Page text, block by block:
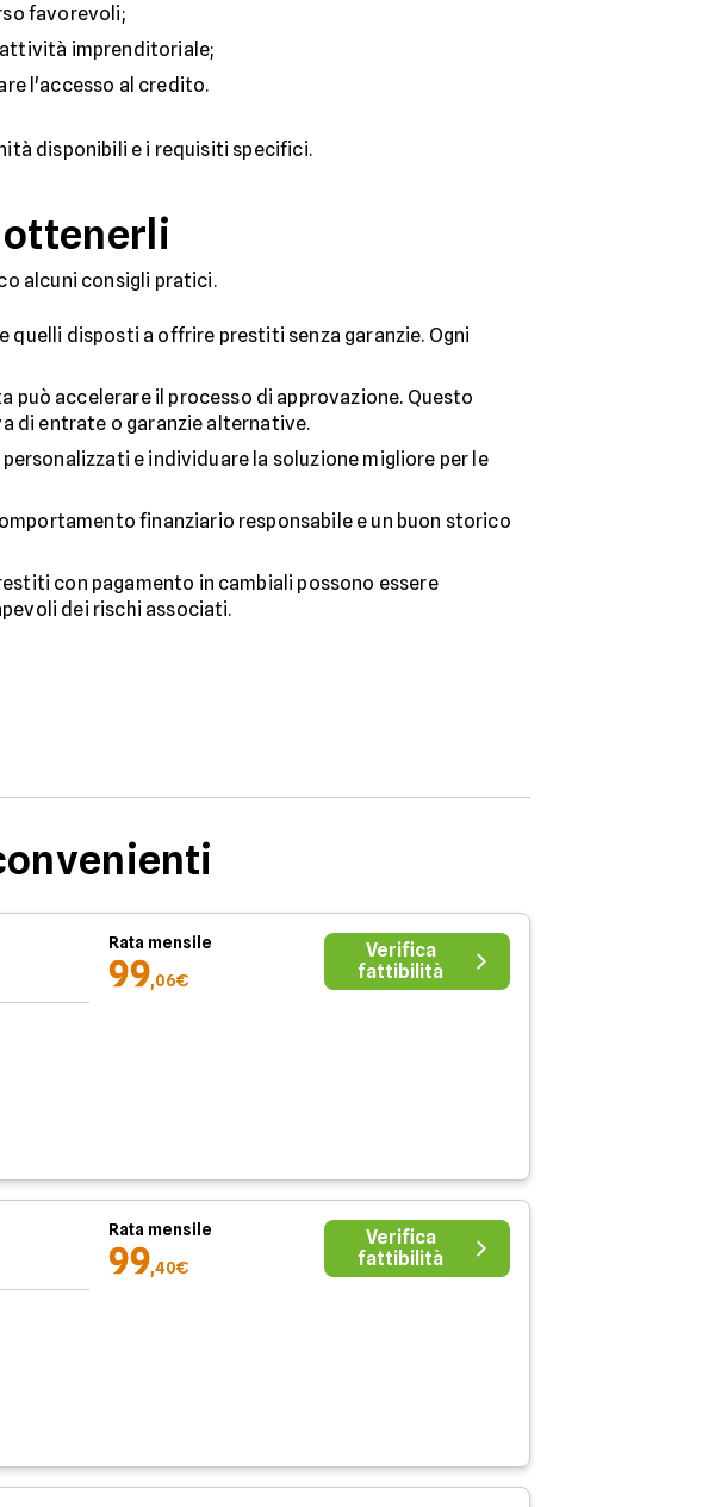
favorevoli;
imprenditoriale;
l'accesso al credito.
disponibili e i requisiti specifici.
ottenerli
alcuni consigli pratici.
disposti a offrire prestiti senza garanzie. Ogni
può accelerare il processo di approvazione. Questo
di entrate o garanzie alternative.
e individuare la soluzione migliore per le
finanziario responsabile e un buon storico
con pagamento in cambiali possono essere
dei rischi associati.
Rata mensile
99,06€
Verifica
fattibilità
Rata mensile
99,40€
Verifica
fattibilità